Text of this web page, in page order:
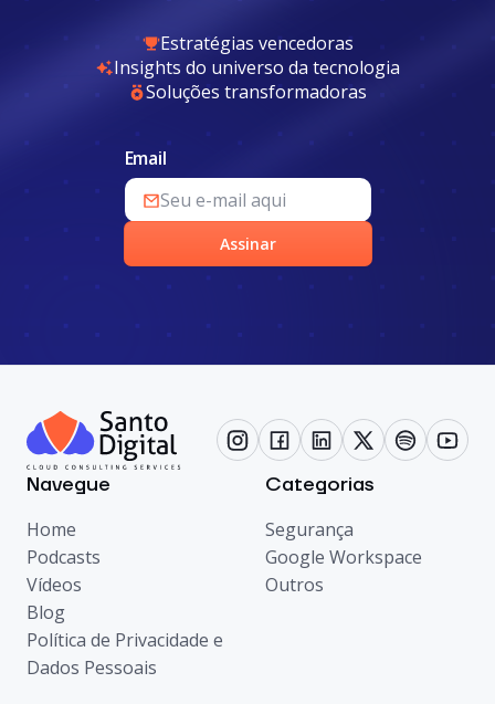
Estratégias vencedoras
Insights do universo da tecnologia
Soluções transformadoras
Email
Assinar
Navegue
Home
Podcasts
Vídeos
Blog
Política de Privacidade e
Dados Pessoais
Categorias
Segurança
Google Workspace
Outros